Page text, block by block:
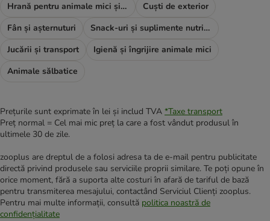
Hrană pentru animale mici și rozătoare
Cuști de exterior
Fân și așternuturi
Snack-uri și suplimente nutritive
Jucării și transport
Igienă și îngrijire animale mici
Animale sălbatice
Prețurile sunt exprimate în lei și includ TVA *Taxe transport
Preț normal = Cel mai mic preț la care a fost vândut produsul în
ultimele 30 de zile.
zooplus are dreptul de a folosi adresa ta de e-mail pentru publicitate
directă privind produsele sau serviciile proprii similare. Te poți opune în
orice moment, fără a suporta alte costuri în afară de tariful de bază
pentru transmiterea mesajului, contactând Serviciul Clienți zooplus.
Pentru mai multe informații, consultă politica noastră de
confidențialitate